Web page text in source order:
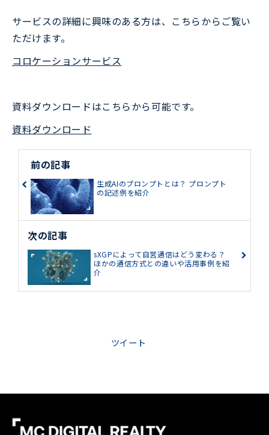
サービスの詳細に興味のある方は、こちらからご覧い
ただけます。
コロケーションサービス
資料ダウンロードはこちらから可能です。
資料ダウンロード
前の記事
生成AIのプロンプトとは？ プロンプト
の記述例を紹介
次の記事
sXGPによって自営通信はどう変わる？
ほかの通信方式との違いや活用事例を紹
介
ツイート